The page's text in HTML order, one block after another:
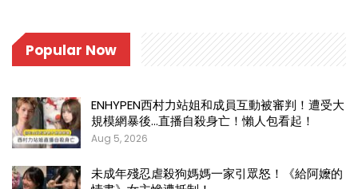
Popular Now
ENHYPEN西村力站姐和成員互動被審判！遭受大
規模網暴後…直播自殺身亡！懶人包看起！
Aug 5, 2026
未成年殘忍虐殺狗媽媽一家引眾怒！《給阿嬤的